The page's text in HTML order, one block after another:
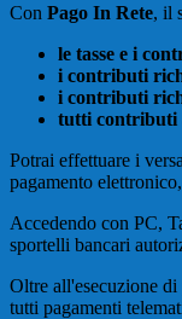
Con Pago In Rete, il
le tasse e i
i contributi
i contributi
tutti contributi
Potrai effettuare i
pagamento
Accedendo con PC,
sportelli bancari
Oltre all'esecuzione
tutti pagamenti